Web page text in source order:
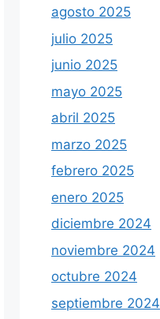
agosto 2025
julio 2025
junio 2025
mayo 2025
abril 2025
marzo 2025
febrero 2025
enero 2025
diciembre 2024
noviembre 2024
octubre 2024
septiembre 2024